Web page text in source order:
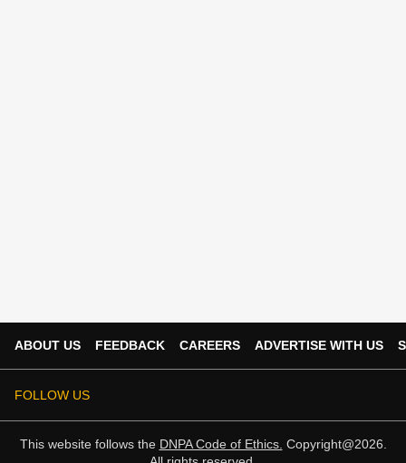
ABOUT US FEEDBACK CAREERS ADVERTISE WITH US
FOLLOW US
This website follows the DNPA Code of Ethics. Copyright@2026.